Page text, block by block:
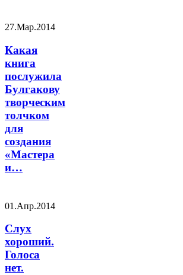
27.Мар.2014
Какая
книга
послужила
Булгакову
творческим
толчком
для
создания
«Мастера
и…
01.Апр.2014
Слух
хороший.
Голоса
нет.